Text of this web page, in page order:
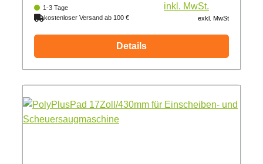
1-3 Tage
kostenloser Versand ab 100 €
inkl. MwSt.
exkl. MwSt
Details